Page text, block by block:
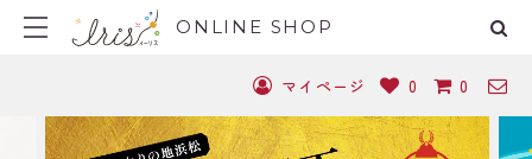
ONLINE SHOP
マイページ 0 0